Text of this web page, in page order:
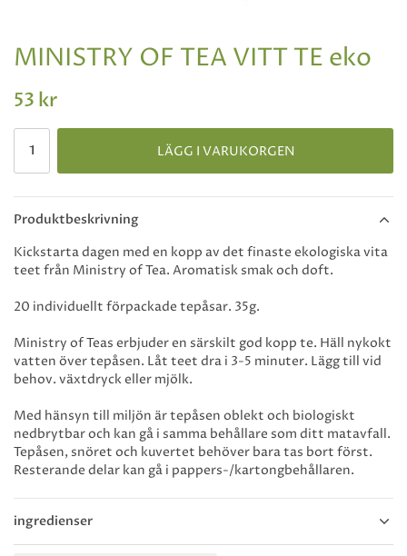
MINISTRY OF TEA VITT TE eko
53 kr
LÄGG I VARUKORGEN
Produktbeskrivning
ingredienser
Kickstarta dagen med en kopp av det finaste ekologiska vita
teet från Ministry of Tea. Aromatisk smak och doft.
20 individuellt förpackade tepåsar. 35g.
Ministry of Teas erbjuder en särskilt god kopp te. Häll nykokt
vatten över tepåsen. Låt teet dra i 3-5 minuter. Lägg till vid
behov. växtdryck eller mjölk.
Med hänsyn till miljön är tepåsen oblekt och biologiskt
nedbrytbar och kan gå i samma behållare som ditt matavfall.
Tepåsen, snöret och kuvertet behöver bara tas bort först.
Resterande delar kan gå i pappers-/kartongbehållaren.